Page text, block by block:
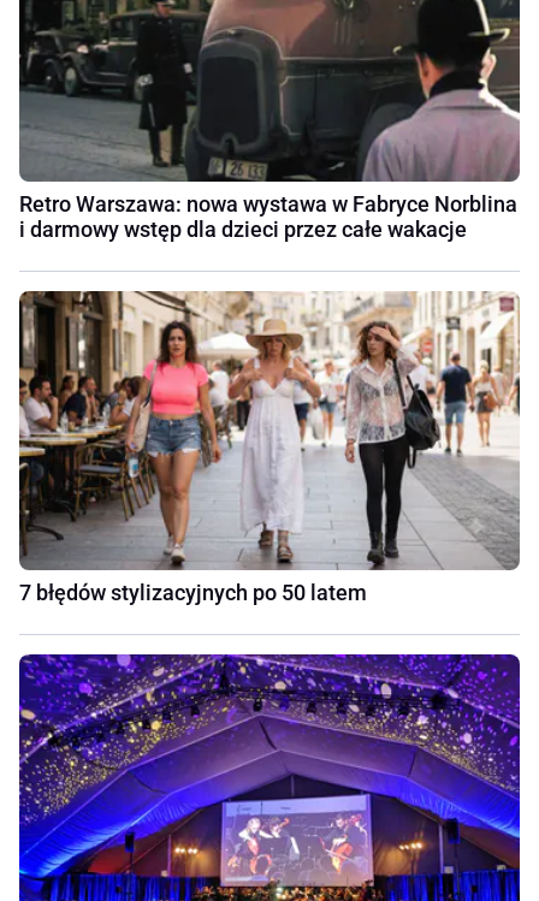
Retro Warszawa: nowa wystawa w Fabryce Norblina
i darmowy wstęp dla dzieci przez całe wakacje
7 błędów stylizacyjnych po 50 latem